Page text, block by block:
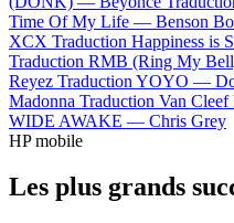
Time Of My Life — Benson
XCX Traduction Happiness is
Traduction RMB (Ring My
Reyez Traduction YOYO —
Madonna Traduction Van
WIDE AWAKE — Chris Grey
HP mobile
Les plus grands